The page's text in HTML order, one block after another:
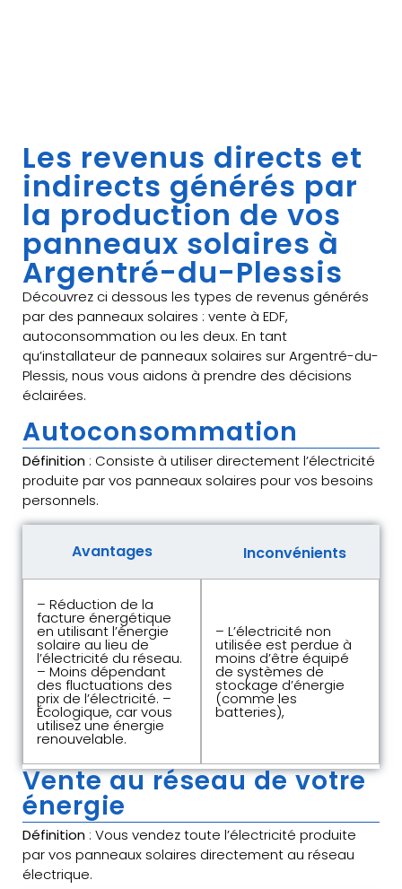
Les revenus directs et
indirects générés par
la production de vos
panneaux solaires à
Argentré-du-Plessis
Découvrez ci dessous les types de revenus générés
par des panneaux solaires : vente à EDF,
autoconsommation ou les deux. En tant
qu’installateur de panneaux solaires sur Argentré-du-
Plessis, nous vous aidons à prendre des décisions
éclairées.
Autoconsommation
Définition : Consiste à utiliser directement l’électricité
produite par vos panneaux solaires pour vos besoins
personnels.
Avantages Inconvénients
– Réduction de la
facture énergétique
en utilisant l’énergie
solaire au lieu de
l’électricité du réseau.
– Moins dépendant
des fluctuations des
prix de l’électricité. –
Écologique, car vous
utilisez une énergie
renouvelable.
– L’électricité non
utilisée est perdue à
moins d’être équipé
de systèmes de
stockage d’énergie
(comme les
batteries),
Vente au réseau de votre
énergie
Définition : Vous vendez toute l’électricité produite
par vos panneaux solaires directement au réseau
électrique.